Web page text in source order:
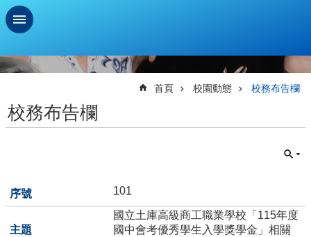
跳到主要內容區塊
階
學
驗
新
首頁 校園動態 校務布告欄
校務布告欄
101
國立土庫高級商工職業學校「115年度
國中會考優秀學生入學獎學金」相關